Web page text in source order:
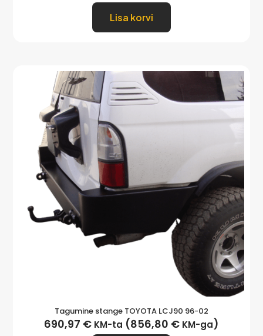
Lisa korvi
Tagumine stange TOYOTA LCJ90 96-02
690,97 € KM-ta (856,80 € KM-ga)